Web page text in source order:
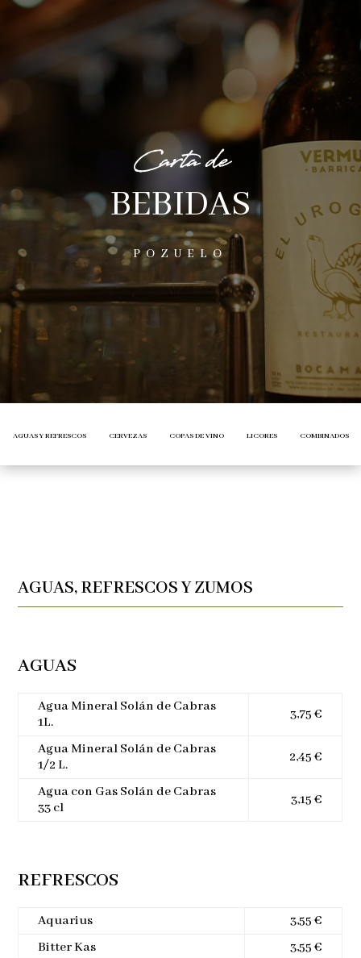
Carta de
BEBIDAS
POZUELO
AGUAS Y REFRESCOS CERVEZAS COPAS DE VINO LICORES COMBINADOS
AGUAS, REFRESCOS Y ZUMOS
AGUAS
Agua Mineral Solán de Cabras
1L.
3,75 €
Agua Mineral Solán de Cabras
1/2 L.
2,45 €
Agua con Gas Solán de Cabras
33 cl
3,15 €
REFRESCOS
Aquarius
3,55 €
Bitter Kas
3,55 €